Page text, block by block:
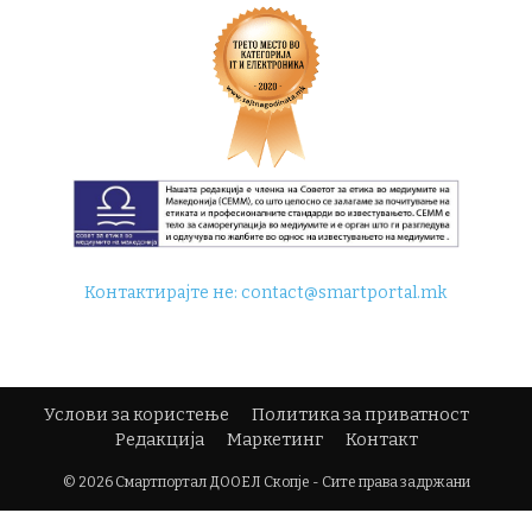
Контактирајте не:contact@smartportal.mk
Услови за користење
Политика за приватност
Редакција
Маркетинг Контакт
© 2026 Смартпортал ДООЕЛ Скопје - Сите права задржани